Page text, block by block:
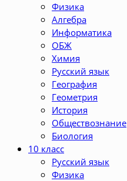
Физика
Алгебра
Информатика
ОБЖ
Химия
Русский язык
География
Геометрия
История
Обществознание
Биология
10 класс
Русский язык
Физика